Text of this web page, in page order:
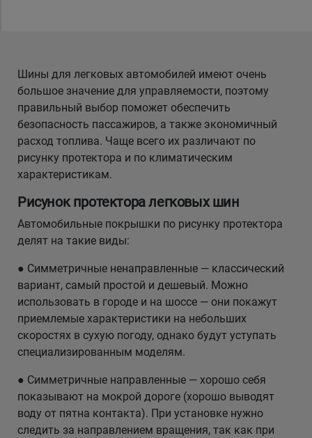
Шины для легковых автомобилей имеют очень
большое значение для управляемости, поэтому
правильный выбор поможет обеспечить
безопасность пассажиров, а также экономичный
расход топлива. Чаще всего их различают по
рисунку протектора и по климатическим
характеристикам.
Рисунок протектора легковых шин
Автомобильные покрышки по рисунку протектора
делят на такие виды:
● Симметричные ненаправленные — классический
вариант, самый простой и дешевый. Можно
использовать в городе и на шоссе — они покажут
приемлемые характеристики на небольших
скоростях в сухую погоду, однако будут уступать
специализированным моделям.
● Симметричные направленные — хорошо себя
показывают на мокрой дороге (хорошо выводят
воду от пятна контакта). При установке нужно
следить за направлением вращения, так как при